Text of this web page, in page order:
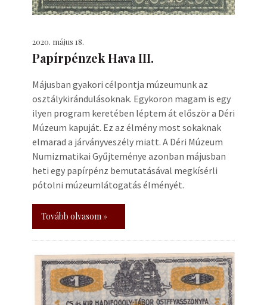
2020. május 18.
Papírpénzek Hava III.
Májusban gyakori célpontja múzeumunk az
osztálykirándulásoknak. Egykoron magam is egy
ilyen program keretében léptem át először a Déri
Múzeum kapuját. Ez az élmény most sokaknak
elmarad a járványveszély miatt. A Déri Múzeum
Numizmatikai Gyűjteménye azonban májusban
heti egy papírpénz bemutatásával megkísérli
pótolni múzeumlátogatás élményét.
Tovább olvasom »